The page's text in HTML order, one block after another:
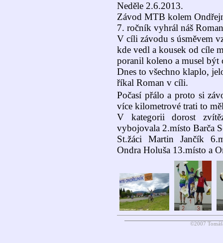
Neděle 2.6.2013.
Závod MTB kolem
7. ročník vyhrál náš
V cíli závodu s úsměvem
kde vedl a kousek od cíle
poranil koleno a musel být
Dnes to všechno klaplo,
říkal Roman v cíli.
Počasí přálo a proto si
více kilometrové trati to
V kategorii dorost
vybojovala 2.místo Barča
St.žáci Martin Jančík
Ondra Holuša 13.místo a
©2007